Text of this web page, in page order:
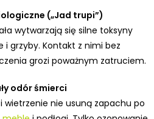
(„Jad trupi”)
wytwarzają się silne toksyny
grzyby. Kontakt z nimi bez
grozi poważnym zatruciem.
odór śmierci
wietrzenie nie usuną zapachu po